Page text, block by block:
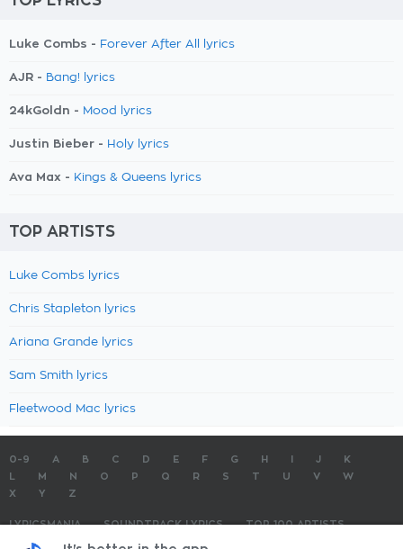
Luke Combs - Forever After All lyrics
AJR - Bang! lyrics
24kGoldn - Mood lyrics
Justin Bieber - Holy lyrics
Ava Max - Kings & Queens lyrics
TOP ARTISTS
Luke Combs lyrics
Chris Stapleton lyrics
Ariana Grande lyrics
Sam Smith lyrics
Fleetwood Mac lyrics
0-9 A B C D E F G H J
K
M N O P Q R S T U V
W
X
Y Z
LYRICSMANIA SOUNDTRACK LYRICS
TOP 100 ARTISTS
TOP 100 LYRICS